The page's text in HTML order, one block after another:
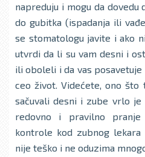
napreduju i mogu da dovedu
do gubitka (ispadanja ili
se stomatologu javite i ako
utvrdi da li su vam desni i
ili oboleli i da vas posavetuje
ceo život. Videćete, ono
sačuvali desni i zube vrlo je
redovno i pravilno
kontrole kod zubnog lekara
nije teško i ne oduzima